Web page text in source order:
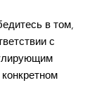
в том,
с